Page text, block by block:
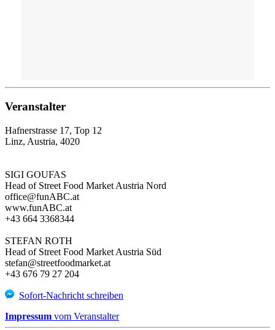
Veranstalter
Hafnerstrasse 17, Top 12
Linz, Austria, 4020
SIGI GOUFAS
Head of Street Food Market Austria Nord
office@funABC.at
www.funABC.at
+43 664 3368344
STEFAN ROTH
Head of Street Food Market Austria Süd
stefan@streetfoodmarket.at
+43 676 79 27 204
Sofort-Nachricht schreiben
Impressum vom Veranstalter